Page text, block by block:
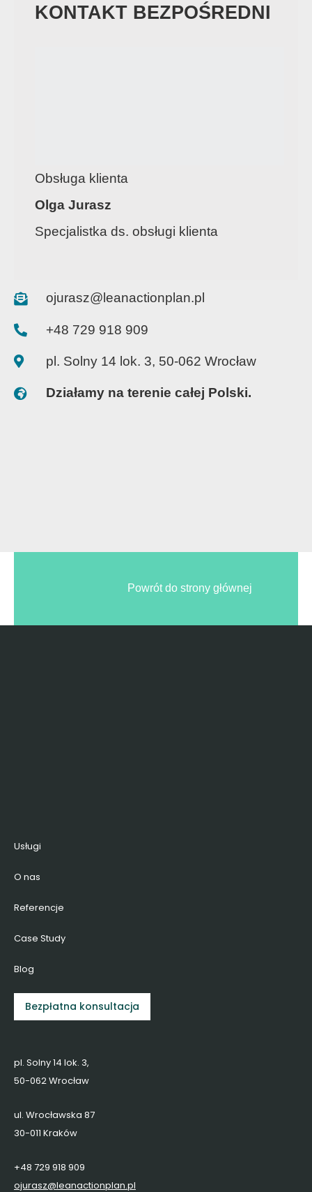
KONTAKT BEZPOŚREDNI
Obsługa klienta
Olga Jurasz
Specjalistka ds. obsługi klienta
ojurasz@leanactionplan.pl
+48 729 918 909
pl. Solny 14 lok. 3, 50-062 Wrocław
Działamy na terenie całej Polski.
Powrót do strony głównej
Usługi
O nas
Referencje
Case Study
Blog
Bezpłatna konsultacja
pl. Solny 14 lok. 3,
50-062 Wrocław
ul. Wrocławska 87
30-011 Kraków
+48 729 918 909
ojurasz@leanactionplan.pl